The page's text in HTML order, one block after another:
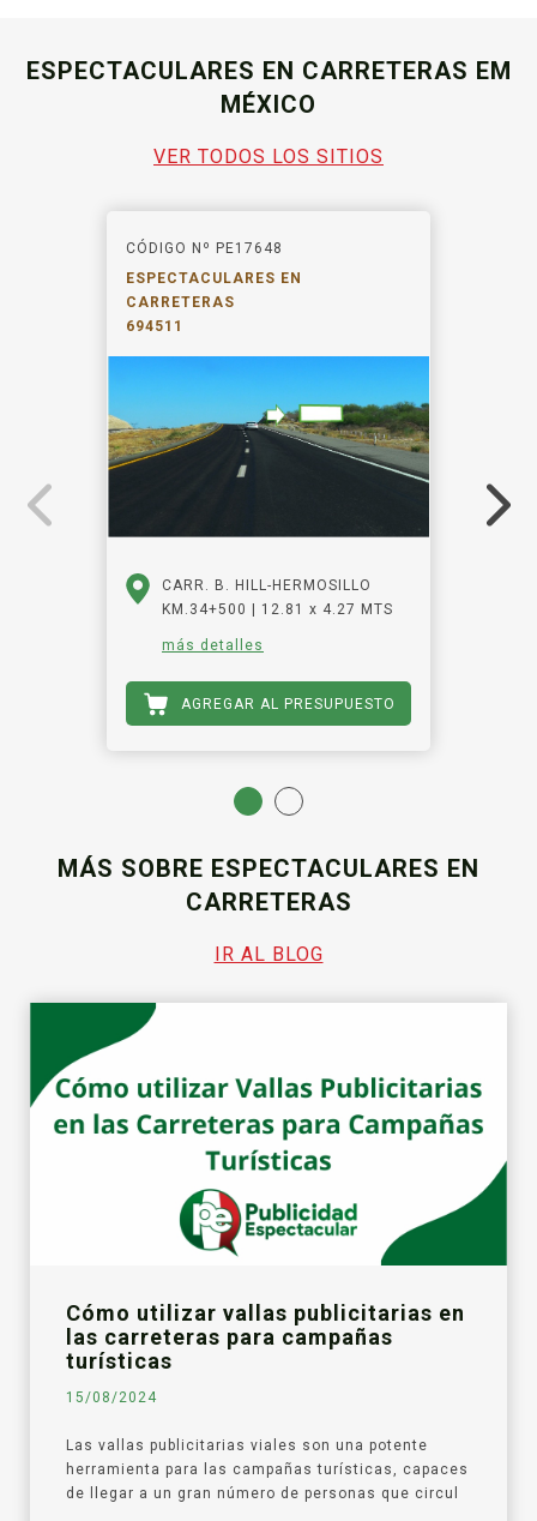
ESPECTACULARES EN CARRETERAS EM
MÉXICO
VER TODOS LOS SITIOS
CÓDIGO Nº PE17648
ESPECTACULARES EN
CARRETERAS
694511
CARR. B. HILL-HERMOSILLO
KM.34+500 | 12.81 x 4.27 MTS
más detalles
AGREGAR AL PRESUPUESTO
MÁS SOBRE ESPECTACULARES EN
CARRETERAS
IR AL BLOG
Cómo utilizar vallas publicitarias en
las carreteras para campañas
turísticas
15/08/2024
Las vallas publicitarias viales son una potente
herramienta para las campañas turísticas, capaces
de llegar a un gran número de personas que circul